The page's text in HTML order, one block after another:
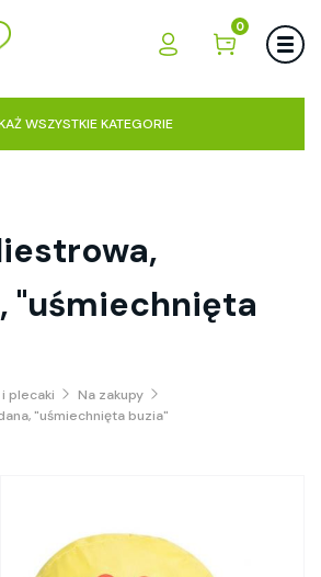
0
WSZYSTKIE KATEGORIE
"uśmiechnięta
plecaki
Na zakupy
"uśmiechnięta buzia"